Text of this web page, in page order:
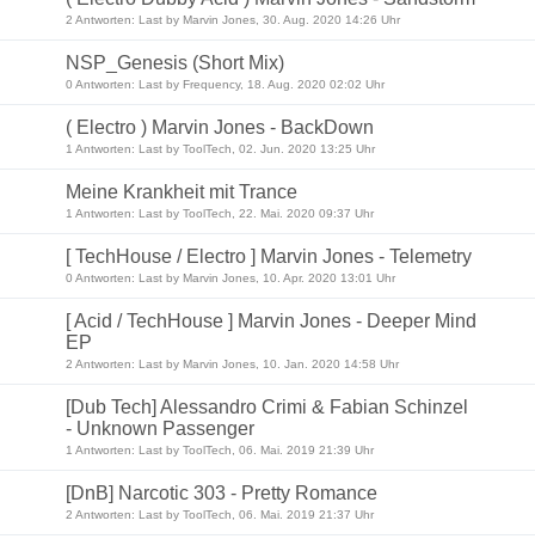
2 Antworten: Last by Marvin Jones, 30. Aug. 2020 14:26 Uhr
NSP_Genesis (Short Mix)
0 Antworten: Last by Frequency, 18. Aug. 2020 02:02 Uhr
( Electro ) Marvin Jones - BackDown
1 Antworten: Last by ToolTech, 02. Jun. 2020 13:25 Uhr
Meine Krankheit mit Trance
1 Antworten: Last by ToolTech, 22. Mai. 2020 09:37 Uhr
[ TechHouse / Electro ] Marvin Jones - Telemetry
0 Antworten: Last by Marvin Jones, 10. Apr. 2020 13:01 Uhr
[ Acid / TechHouse ] Marvin Jones - Deeper Mind
EP
2 Antworten: Last by Marvin Jones, 10. Jan. 2020 14:58 Uhr
[Dub Tech] Alessandro Crimi & Fabian Schinzel
- Unknown Passenger
1 Antworten: Last by ToolTech, 06. Mai. 2019 21:39 Uhr
[DnB] Narcotic 303 - Pretty Romance
2 Antworten: Last by ToolTech, 06. Mai. 2019 21:37 Uhr